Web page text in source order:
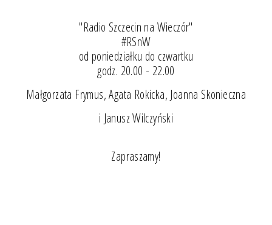
"Radio Szczecin na Wieczór"
#RSnW
od poniedziałku do czwartku
godz. 20.00 - 22.00
Małgorzata Frymus, Agata Rokicka, Joanna Skonieczna
i Janusz Wilczyński
Zapraszamy!